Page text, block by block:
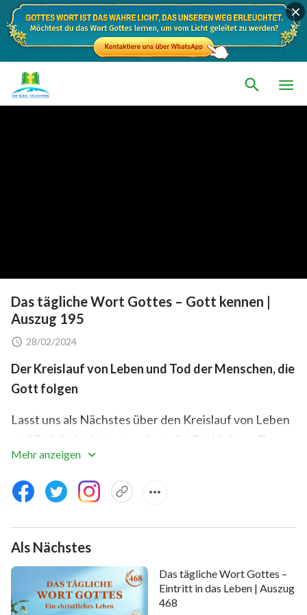
Das tägliche Wort Gottes – Gott kennen |
Auszug 195
28/02/2024
Der Kreislauf von Leben und Tod der Menschen, die
Gott folgen
Lasst uns als Nächstes über den Kreislauf von Leben
und Tod derjenigen sprechen, die Gott folgen. Das
betrifft euch, passt also auf. Denkt zunächst darüber
nach, in welche Kategorien die Menschen, die an
Gott glauben, unterteilt werden können. Es gibt zwei:
werden wir über die von Gott auserwählten
Was ist mit „Gottes auserwähltem Volk“ gemeint?
Nachdem Gott alle Dinge erschaffen hatte und es die
Mehr anzeigen
Als Nächstes
Das tägliche Wort Gottes –
Eintritt in das Leben | Auszug
468